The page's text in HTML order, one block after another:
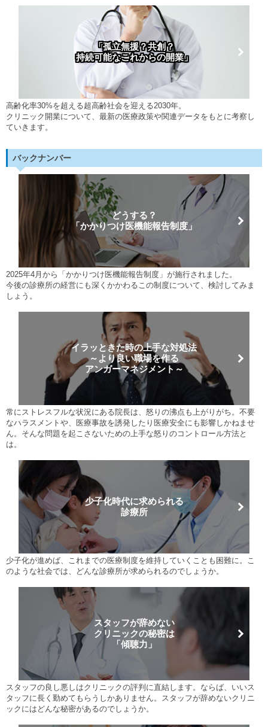
「孤立無援？共創？
持続可能なこれからの開業」
高齢化率30%を超える超高齢社会を迎える2030年。
クリニック開業について、最新の医療政策や関連データをもとに考察し
ていきます。
バックナンバー
どうする？
「かかりつけ医機能報告制度」
2025年4月から「かかりつけ医機能報告制度」が施行されました。
今後の診療所の経営にも深くかかわるこの制度について、検討してみま
しょう。
イラッときた時の上手な対処法
～より良い職場を作る
アンガーマネジメント～
常にストレスフルな状況にある院長は、怒りの沸点も上がりがち。不要
なハラスメントや、医療事故を誘発したり医療安全にも影響しかねませ
ん。そんな問題を起こさないための上手な怒りのコントロール方法と
は。
少子化時代に求められる
診療所
少子化が進めば、これまでの医療制度を維持していくことも困難に。こ
のような社会では、どんな診療所が求められるのでしょうか。
スタッフが辞めない
クリニックの秘密は
「傾聴力」
スタッフの良し悪しはクリニックの評判に直結します。ならば、いいス
タッフに長く勤めてもらうしかありません。スタッフが辞めないクリニ
ックにはどんな秘密があるのでしょうか。